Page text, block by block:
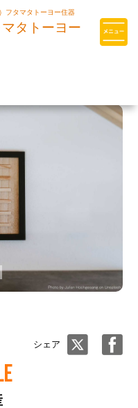
基準を
団です
フタマタトーヨー住器
タトーヨー
シェア